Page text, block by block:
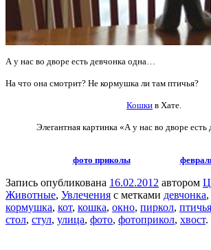
А у нас во дворе есть девчонка одна…
На что она смотрит? Не кормушка ли там птичья?
Кошки в Хате.
Элегантная картинка «А у нас во дворе есть
фото приколы
Запись опубликована 16.02.2012 автором
Животные, Увлечения с метками девчонка,
кормушка, кот, кошка, окно, пиркол,
стол, стул, улица, фото, фотоприкол, хвост.